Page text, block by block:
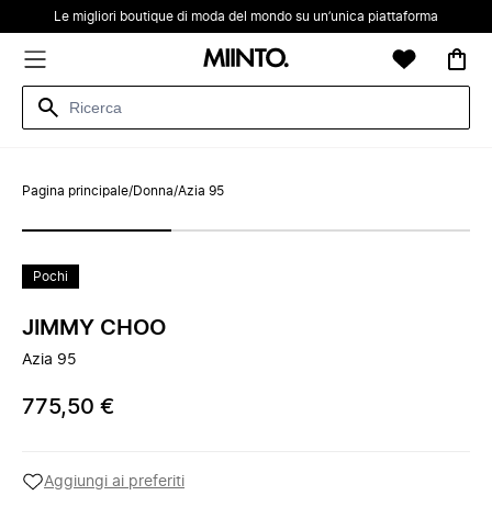
Le migliori boutique di moda del mondo su un’unica piattaforma
Pagina principale/Donna/Azia 95
Pochi
JIMMY CHOO
Azia 95
775,50 €
Aggiungi ai preferiti